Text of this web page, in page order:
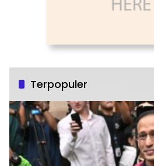
Terpopuler